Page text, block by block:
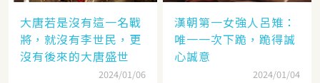
大唐若是沒有這一名戰
將，就沒有李世民，更
沒有後來的大唐盛世
2024/01/06
漢朝第一女強人呂雉：
唯一一次下跪，跪得誠
心誠意
2024/01/04